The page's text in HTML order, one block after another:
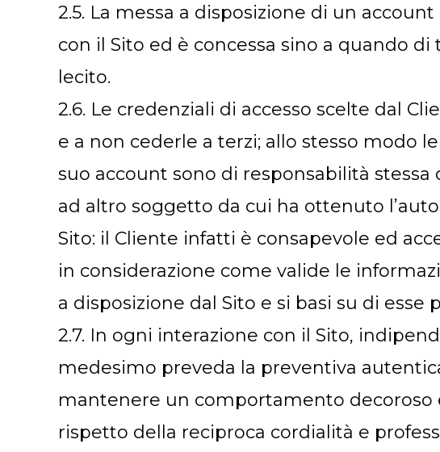
2.5. La messa a disposizione di un
con il Sito ed è concessa sino a quando
lecito.
2.6. Le credenziali di accesso scelte dal
e a non cederle a terzi; allo stesso modo
suo account sono di responsabilità
ad altro soggetto da cui ha ottenuto
Sito: il Cliente infatti è consapevole ed
in considerazione come valide le
a disposizione dal Sito e si basi su di
2.7. In ogni interazione con il Sito,
medesimo preveda la preventiva
mantenere un comportamento decoroso
rispetto della reciproca cordialità e